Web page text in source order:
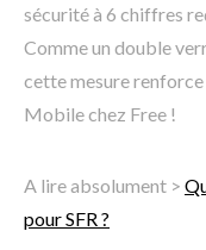
sécurité à 6 chiffres
Comme un double
cette mesure
Mobile chez Free !
A lire absolument >
pour SFR ?